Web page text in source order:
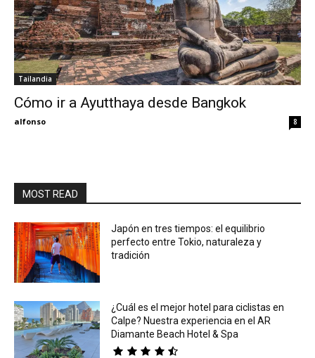
My
Tailandia
Cómo ir a Ayutthaya desde Bangkok
alfonso 8
MOST READ
Japón en tres tiempos: el equilibrio
perfecto entre Tokio, naturaleza y
tradición
¿Cuál es el mejor hotel para ciclistas en
Calpe? Nuestra experiencia en el AR
Diamante Beach Hotel & Spa